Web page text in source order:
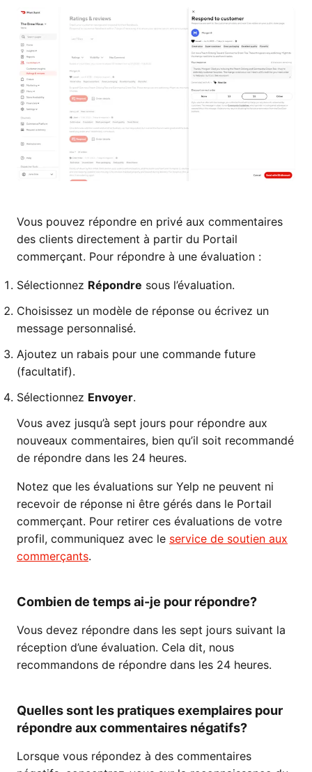
Vous pouvez répondre en privé aux commentaires
des clients directement à partir du Portail
commerçant. Pour répondre à une évaluation :
Sélectionnez Répondre sous l’évaluation.
Choisissez un modèle de réponse ou écrivez un
message personnalisé.
Ajoutez un rabais pour une commande future
(facultatif).
Sélectionnez Envoyer.
Vous avez jusqu’à sept jours pour répondre aux
nouveaux commentaires, bien qu’il soit recommandé
de répondre dans les 24 heures.
Notez que les évaluations sur Yelp ne peuvent ni
recevoir de réponse ni être gérés dans le Portail
commerçant. Pour retirer ces évaluations de votre
profil, communiquez avec le service de soutien aux
commerçants.
Combien de temps ai-je pour répondre?
Vous devez répondre dans les sept jours suivant la
réception d’une évaluation. Cela dit, nous
recommandons de répondre dans les 24 heures.
Quelles sont les pratiques exemplaires pour
répondre aux commentaires négatifs?
Lorsque vous répondez à des commentaires